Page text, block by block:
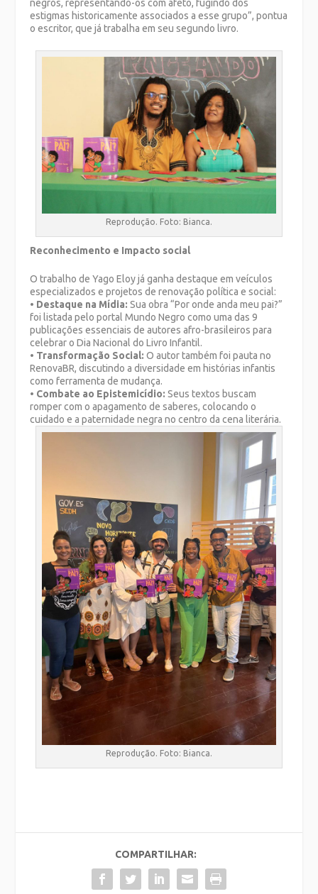
negros, representando-os com afeto, fugindo dos
estigmas historicamente associados a esse grupo”, pontua
o escritor, que já trabalha em seu segundo livro.
Reprodução. Foto: Bianca.
Reconhecimento e Impacto social
O trabalho de Yago Eloy já ganha destaque em veículos
especializados e projetos de renovação política e social:
• Destaque na Mídia: Sua obra “Por onde anda meu pai?”
foi listada pelo portal Mundo Negro como uma das 9
publicações essenciais de autores afro-brasileiros para
celebrar o Dia Nacional do Livro Infantil.
• Transformação Social: O autor também foi pauta no
RenovaBR, discutindo a diversidade em histórias infantis
como ferramenta de mudança.
• Combate ao Epistemicídio: Seus textos buscam
romper com o apagamento de saberes, colocando o
cuidado e a paternidade negra no centro da cena literária.
Reprodução. Foto: Bianca.
COMPARTILHAR: